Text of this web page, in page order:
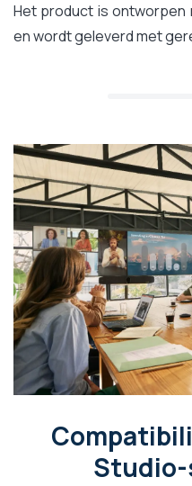
Het product is ontworpen
en wordt geleverd met